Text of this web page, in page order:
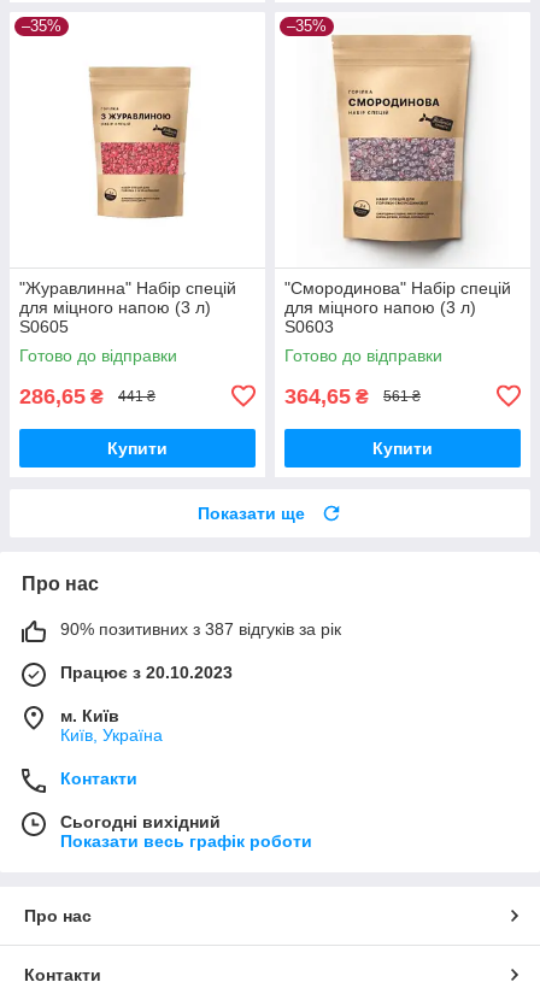
–35%
"Журавлинна" Набір спецій
для міцного напою (3 л)
S0605
Готово до відправки
286,65 ₴ 441 ₴
Купити
–35%
"Смородинова" Набір спецій
для міцного напою (3 л)
S0603
Готово до відправки
364,65 ₴ 561 ₴
Купити
Показати ще
Про нас
90% позитивних з 387 відгуків за рік
Працює з 20.10.2023
м. Київ
Київ, Україна
Контакти
Сьогодні вихідний
Показати весь графік роботи
Про нас
Контакти